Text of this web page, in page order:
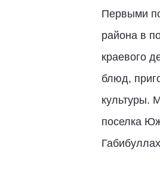
Первыми
района в
краевого
блюд,
культуры.
поселка